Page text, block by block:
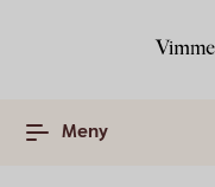
Meny